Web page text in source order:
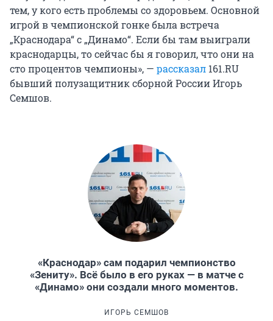
тем, у кого есть проблемы со здоровьем. Основной
игрой в чемпионской гонке была встреча
„Краснодара“ с „Динамо“. Если бы там выиграли
краснодарцы, то сейчас бы я говорил, что они на
сто процентов чемпионы», — рассказал 161.RU
бывший полузащитник сборной России Игорь
Семшов.
«Краснодар» сам подарил чемпионство
«Зениту». Всё было в его руках — в матче с
«Динамо» они создали много моментов.
ИГОРЬ СЕМШОВ